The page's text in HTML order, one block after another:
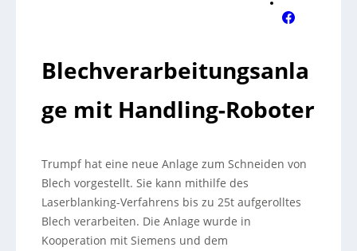
Blechverarbeitungsanla
ge mit Handling-Roboter
Trumpf hat eine neue Anlage zum Schneiden von
Blech vorgestellt. Sie kann mithilfe des
Laserblanking-Verfahrens bis zu 25t aufgerolltes
Blech verarbeiten. Die Anlage wurde in
Kooperation mit Siemens und dem